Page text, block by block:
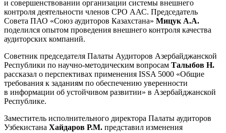
и совершенствовании организации системы внешнего
контроля деятельности членов СРО ААС. Председатель
Совета ПАО «Союз аудиторов Казахстана» Мицук А.А.
поделился опытом проведения внешнего контроля качества
аудиторских компаний.
Советник председателя Палаты Аудиторов Азербайджанской
Республики по научно-методическим вопросам Талыбов Н.
рассказал о перспективах применения ISSA 5000 «Общие
требования к заданиям по обеспечению уверенности
в информации об устойчивом развитии» в Азербайджанской
Республике.
Заместитель исполнительного директора Палаты аудиторов
Узбекистана Хайдаров Р.М. представил изменения